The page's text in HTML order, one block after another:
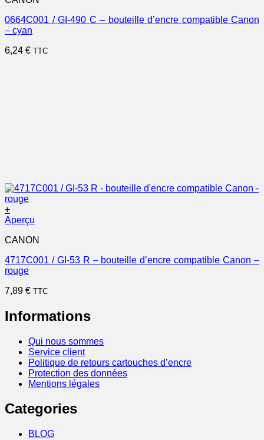
0664C001 / GI-490 C – bouteille d’encre compatible Canon
– cyan
6,24 € TTC
+
Aperçu
CANON
4717C001 / GI-53 R – bouteille d’encre compatible Canon –
rouge
7,89 € TTC
Informations
Qui nous sommes
Service client
Politique de retours cartouches d’encre
Protection des données
Mentions légales
Categories
BLOG